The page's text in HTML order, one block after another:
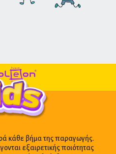
κάθε βήμα της παραγωγής.
εξαιρετικής ποιότητας